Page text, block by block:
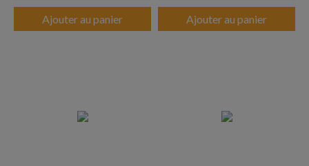
Ajouter au panier Ajouter au panier